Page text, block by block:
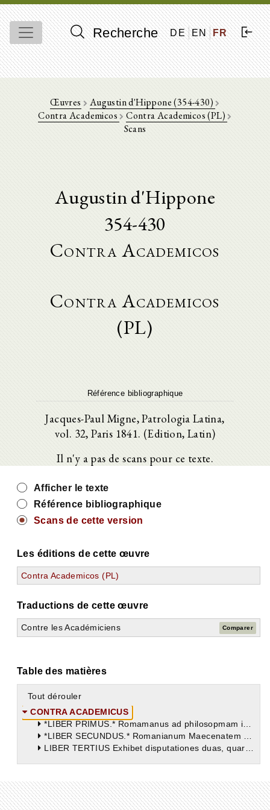
Recherche DE EN FR
Œuvres
Augustin d'Hippone (354-430)
Contra Academicos Contra Academicos (PL)
Scans
Augustin d'Hippone
354-430
Contra Academicos
Contra Academicos
(PL)
Référence bibliographique
Jacques-Paul Migne, Patrologia Latina,
vol. 32, Paris 1841. (Edition, Latin)
Il n'y a pas de scans pour ce texte.
Afficher le texte
Référence bibliographique
Scans de cette version
Les éditions de cette œuvre
Contra Academicos (PL)
Traductions de cette œuvre
Contre les Académiciens Comparer
Table des matières
Tout dérouler
CONTRA ACADEMICUS
*LIBER PRIMUS.* Romamanus ad philosopmam incitatur prooemio libri hujus, in quo ejus filius Licentius cum Trygetio per tres disputationes congreditur. Ille pro Academicis beatam vitam ipsa inquisitione veri, hic contra nonnisi veri comprehensione constare propugnat. Venit in contentionem definitio erroris, necnon definitio sapientiae, quae luculenter explicatur.
*LIBER SECUNDUS.* Romanianum Maecenatem suum ad amplectendam philosophiam rursus cum grati animi significatione hortatur, tresque illi describit Collationes, in quarum prima explicantur placita Academicorum. In secunda novae ac veteris Academiae discrimina referuntur; et exploditur sententia horum philosophorum, qui cum verum haud posse deprehendi putarent, veri tamen simile se sequi profiterentur. In tertia dicitur quid illi verisimile seu probabile appellarent.
LIBER TERTIUS Exhibet disputationes duas, quarum initio statuitur fortunam nihil sive adjumento sive impedimento esse sapienti. Mox Augustinus, repugnante pro susceptis partibus Alypio, probat nonnihil sciri a sapiente, utpote qui saltem sapientiam noverit. Deinde Zenonis definitionem discutit, et duo illa redarguit Academicorum placita: « Nihil percipi posse; » et, « Nulli rei debere assentiri. » Dicit demum videri sibi Academicos non ita sensisse uti vulgo existimantur.